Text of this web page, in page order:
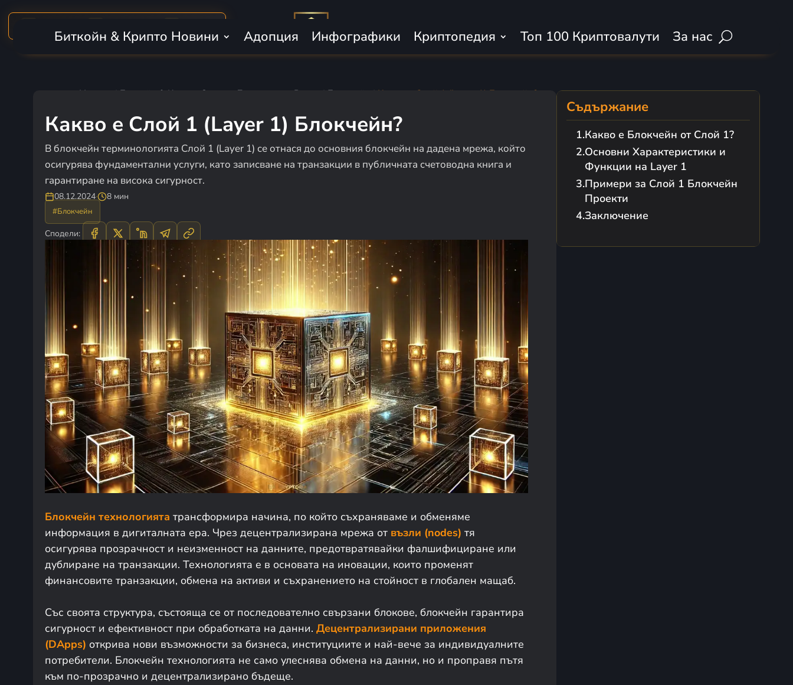
Биткойн & Крипто Новини Адопция Инфографики Криптопедия Топ 100 Криптовалути За нас
Начало Биткойн & Крипто Знание Достъпно за Всеки Блокчейн Какво е Слой 1 (Layer 1) Блокчейн?
Какво е Слой 1 (Layer 1) Блокчейн?
В блокчейн терминологията Слой 1 (Layer 1) се отнася до основния блокчейн на дадена мрежа, който
осигурява фундаментални услуги, като записване на транзакции в публичната счетоводна книга и
гарантиране на висока сигурност.
08.12.2024· 8 мин
#Блокчейн
Сподели:
Блокчейн технологията трансформира начина, по който съхраняваме и обменяме
информация в дигиталната ера. Чрез децентрализирана мрежа от възли (nodes) тя
осигурява прозрачност и неизменност на данните, предотвратявайки фалшифициране или
дублиране на транзакции. Технологията е в основата на иновации, които променят
финансовите транзакции, обмена на активи и съхранението на стойност в глобален мащаб.
Със своята структура, състояща се от последователно свързани блокове, блокчейн гарантира
сигурност и ефективност при обработката на данни. Децентрализирани приложения
(DApps) открива нови възможности за бизнеса, институциите и най-вече за индивидуалните
потребители. Блокчейн технологията не само улеснява обмена на данни, но и проправя пътя
към по-прозрачно и децентрализирано бъдеще.
Съдържание
Какво е Блокчейн от Слой 1?
Основни Характеристики и
Функции на Layer 1
Примери за Слой 1 Блокчейн
Проекти
Заключение